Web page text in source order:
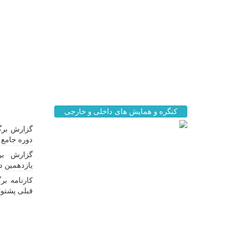
گزارش
دوره جامع
گزارش
یازدهمین
کارنامه
قبلی
کنگره و همایش های داخلی و خارجی